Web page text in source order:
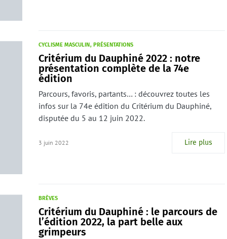
CYCLISME MASCULIN PRÉSENTATIONS
Critérium du Dauphiné 2022 : notre
présentation complète de la 74e
édition
Parcours, favoris, partants… : découvrez toutes les
infos sur la 74e édition du Critérium du Dauphiné,
disputée du 5 au 12 juin 2022.
3 juin 2022 Lire plus
BRÈVES
Critérium du Dauphiné : le parcours de
l’édition 2022, la part belle aux
grimpeurs